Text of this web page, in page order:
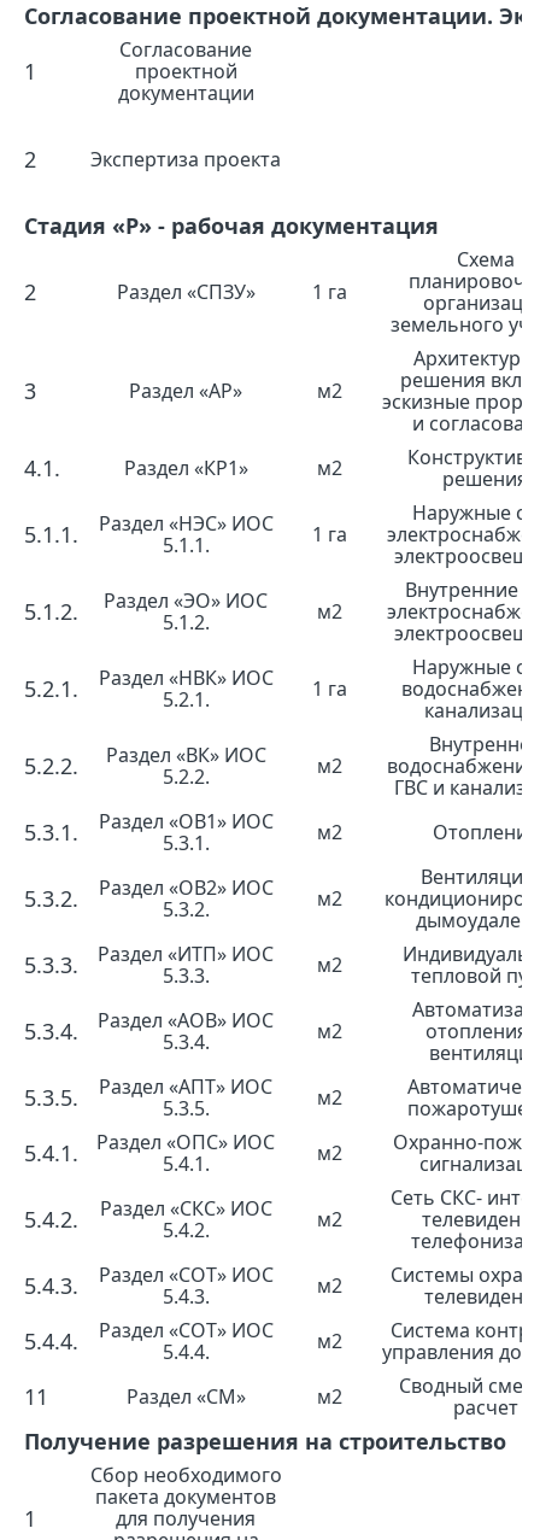
Согласование проектной документации.
1
Согласование
проектной
документации
2 Экспертиза проекта
Стадия «Р» - рабочая документация
2 Раздел «СПЗУ» 1 га
Схема
земельного
3 Раздел «АР» м2
решения
эскизные
и
4.1. Раздел «КР1» м2
решения
5.1.1.
Раздел «НЭС» ИОС
5.1.1.
1 га
Наружные
5.1.2.
Раздел «ЭО» ИОС
5.1.2.
м2
Внутренние
5.2.1.
Раздел «НВК» ИОС
5.2.1.
1 га
Наружные
5.2.2.
Раздел «ВК» ИОС
5.2.2.
м2
ГВС и
5.3.1.
Раздел «ОВ1» ИОС
5.3.1.
м2 Отопление
5.3.2.
Раздел «ОВ2» ИОС
5.3.2.
м2
Вентиляция
5.3.3.
Раздел «ИТП» ИОС
5.3.3.
м2
тепловой
5.3.4.
Раздел «АОВ» ИОС
5.3.4.
м2
отопления
5.3.5.
Раздел «АПТ» ИОС
5.3.5.
м2
5.4.1.
Раздел «ОПС» ИОС
5.4.1.
м2
Охранно-
5.4.2.
Раздел «СКС» ИОС
5.4.2.
м2
Сеть СКС-
5.4.3.
Раздел «СОТ» ИОС
5.4.3.
м2
Системы
5.4.4.
Раздел «СОТ» ИОС
5.4.4.
м2
Система
управления
11 Раздел «СМ» м2
Сводный
расчет
Получение разрешения на строительство
1
Сбор необходимого
пакета документов
для получения